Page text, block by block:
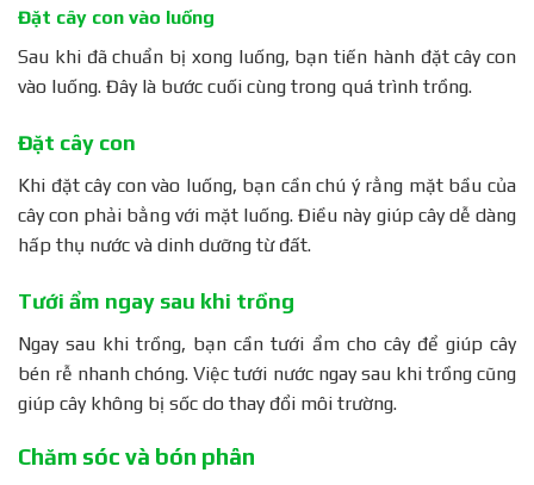
Đặt cây con vào luống
Sau khi đã chuẩn bị xong luống, bạn tiến hành đặt cây con
vào luống. Đây là bước cuối cùng trong quá trình trồng.
Đặt cây con
Khi đặt cây con vào luống, bạn cần chú ý rằng mặt bầu của
cây con phải bằng với mặt luống. Điều này giúp cây dễ dàng
hấp thụ nước và dinh dưỡng từ đất.
Tưới ẩm ngay sau khi trồng
Ngay sau khi trồng, bạn cần tưới ẩm cho cây để giúp cây
bén rễ nhanh chóng. Việc tưới nước ngay sau khi trồng cũng
giúp cây không bị sốc do thay đổi môi trường.
Chăm sóc và bón phân